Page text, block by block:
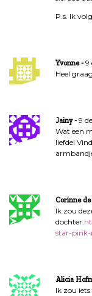
P.s. Ik
Yvonne
9
Heel
Jainy
9
Wat een
liefde!
Corinne
Ik zou
dochter.
star-
Alicia
Ik zou